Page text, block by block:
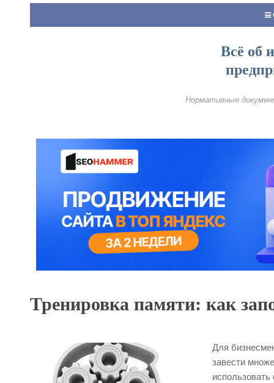
Всё об
Нормативные
Тренировка памяти: как
Для
завести